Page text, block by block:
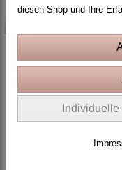
diesen Shop und Ihre